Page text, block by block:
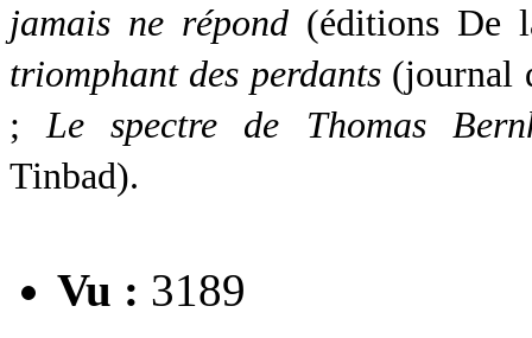
jamais ne répond(éditions De
triomphant des perdants(journal
; Le spectre de Thomas
Tinbad).
Vu : 3189